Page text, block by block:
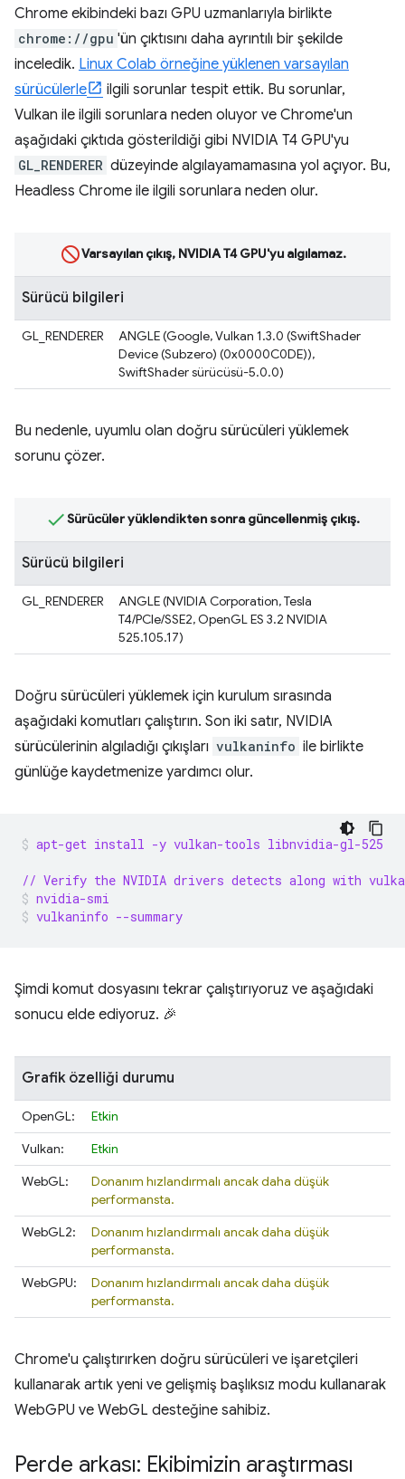
Chrome ekibindeki bazı GPU uzmanlarıyla birlikte
chrome://gpu 'ün çıktısını daha ayrıntılı bir şekilde
inceledik. Linux Colab örneğine yüklenen varsayılan
sürücülerle
ilgili sorunlar tespit ettik. Bu sorunlar,
Vulkan ile ilgili sorunlara neden oluyor ve Chrome'un
aşağıdaki çıktıda gösterildiği gibi NVIDIA T4 GPU'yu
GL_RENDERER düzeyinde algılayamamasına yol açıyor. Bu,
Headless Chrome ile ilgili sorunlara neden olur.
Varsayılan çıkış, NVIDIA T4 GPU'yu algılamaz.
Sürücü bilgileri
GL_RENDERER
ANGLE (Google, Vulkan 1.3.0 (SwiftShader
Device (Subzero) (0x0000C0DE)),
SwiftShader sürücüsü-5.0.0)
Bu nedenle, uyumlu olan doğru sürücüleri yüklemek
sorunu çözer.
Sürücüler yüklendikten sonra güncellenmiş çıkış.
Sürücü bilgileri
GL_RENDERER
ANGLE (NVIDIA Corporation, Tesla
T4/PCIe/SSE2, OpenGL ES 3.2 NVIDIA
525.105.17)
Doğru sürücüleri yüklemek için kurulum sırasında
aşağıdaki komutları çalıştırın. Son iki satır, NVIDIA
sürücülerinin algıladığı çıkışları vulkaninfo ile birlikte
günlüğe kaydetmenize yardımcı olur.
apt-get install -y vulkan-tools libnvidia-gl-525
// Verify the NVIDIA drivers detects along with
nvidia-smi
vulkaninfo --summary
Şimdi komut dosyasını tekrar çalıştırıyoruz ve aşağıdaki
sonucu elde ediyoruz. 🎉
Grafik özelliği durumu
OpenGL:
Etkin
Vulkan:
Etkin
WebGL:
Donanım hızlandırmalı ancak daha düşük
performansta.
WebGL2:
Donanım hızlandırmalı ancak daha düşük
performansta.
WebGPU:
Donanım hızlandırmalı ancak daha düşük
performansta.
Chrome'u çalıştırırken doğru sürücüleri ve işaretçileri
kullanarak artık yeni ve gelişmiş başlıksız modu kullanarak
WebGPU ve WebGL desteğine sahibiz.
Perde arkası: Ekibimizin araştırması